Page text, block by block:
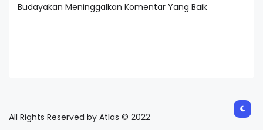
Budayakan Meninggalkan Komentar Yang Baik
All Rights Reserved by Atlas © 2022